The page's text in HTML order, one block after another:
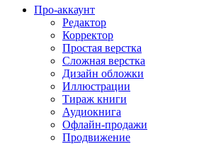
Про-аккаунт
Редактор
Корректор
Простая верстка
Сложная верстка
Дизайн обложки
Иллюстрации
Тираж книги
Аудиокнига
Офлайн-продажи
Продвижение